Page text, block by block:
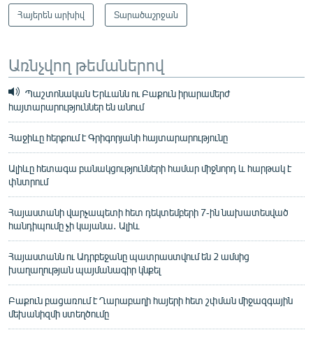
Հայերեն արխիվ Տարածաշրջան
Առնչվող թեմաներով
Պաշտոնական Երևանն ու Բաքուն իրարամերժ
հայտարարություններ են անում
Հաջիևը հերքում է Գրիգորյանի հայտարարությունը
Ալիևը հետագա բանակցությունների համար միջնորդ և հարթակ է
փնտրում
Հայաստանի վարչապետի հետ դեկտեմբերի 7-ին նախատեսված
հանդիպումը չի կայանա․ Ալիև
Հայաստանն ու Ադրբեջանը պատրաստվում են 2 ամսից
խաղաղության պայմանագիր կնքել
Բաքուն բացառում է Ղարաբաղի հայերի հետ շփման միջազգային
մեխանիզմի ստեղծումը